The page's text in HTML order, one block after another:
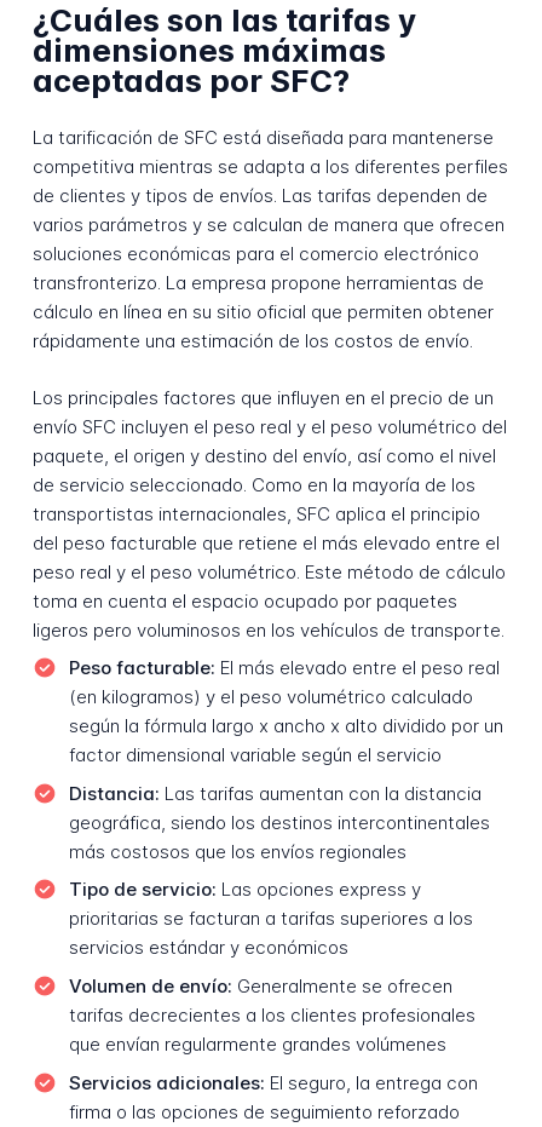
¿Cuáles son las tarifas y
dimensiones máximas
aceptadas por SFC?
La tarificación de SFC está diseñada para mantenerse
competitiva mientras se adapta a los diferentes perfiles
de clientes y tipos de envíos. Las tarifas dependen de
varios parámetros y se calculan de manera que ofrecen
soluciones económicas para el comercio electrónico
transfronterizo. La empresa propone herramientas de
cálculo en línea en su sitio oficial que permiten obtener
rápidamente una estimación de los costos de envío.
Los principales factores que influyen en el precio de un
envío SFC incluyen el peso real y el peso volumétrico del
paquete, el origen y destino del envío, así como el nivel
de servicio seleccionado. Como en la mayoría de los
transportistas internacionales, SFC aplica el principio
del peso facturable que retiene el más elevado entre el
peso real y el peso volumétrico. Este método de cálculo
toma en cuenta el espacio ocupado por paquetes
ligeros pero voluminosos en los vehículos de transporte.
Peso facturable: El más elevado entre el peso real
(en kilogramos) y el peso volumétrico calculado
según la fórmula largo x ancho x alto dividido por un
factor dimensional variable según el servicio
Distancia: Las tarifas aumentan con la distancia
geográfica, siendo los destinos intercontinentales
más costosos que los envíos regionales
Tipo de servicio: Las opciones express y
prioritarias se facturan a tarifas superiores a los
servicios estándar y económicos
Volumen de envío: Generalmente se ofrecen
tarifas decrecientes a los clientes profesionales
que envían regularmente grandes volúmenes
Servicios adicionales: El seguro, la entrega con
firma o las opciones de seguimiento reforzado